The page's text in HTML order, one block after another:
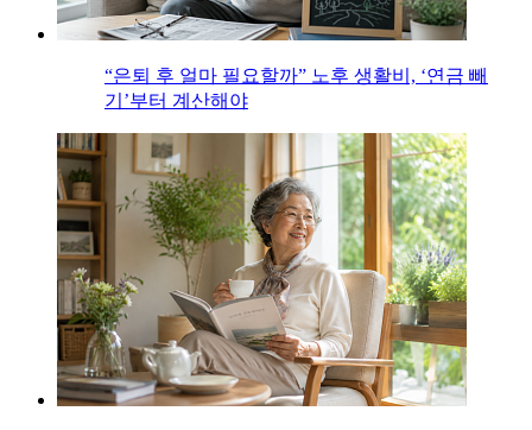
“은퇴 후 얼마 필요할까” 노후 생활비, ‘연금 빼
기’부터 계산해야